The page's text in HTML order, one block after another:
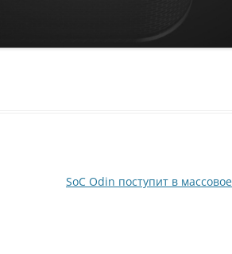
SoC Odin поступит в